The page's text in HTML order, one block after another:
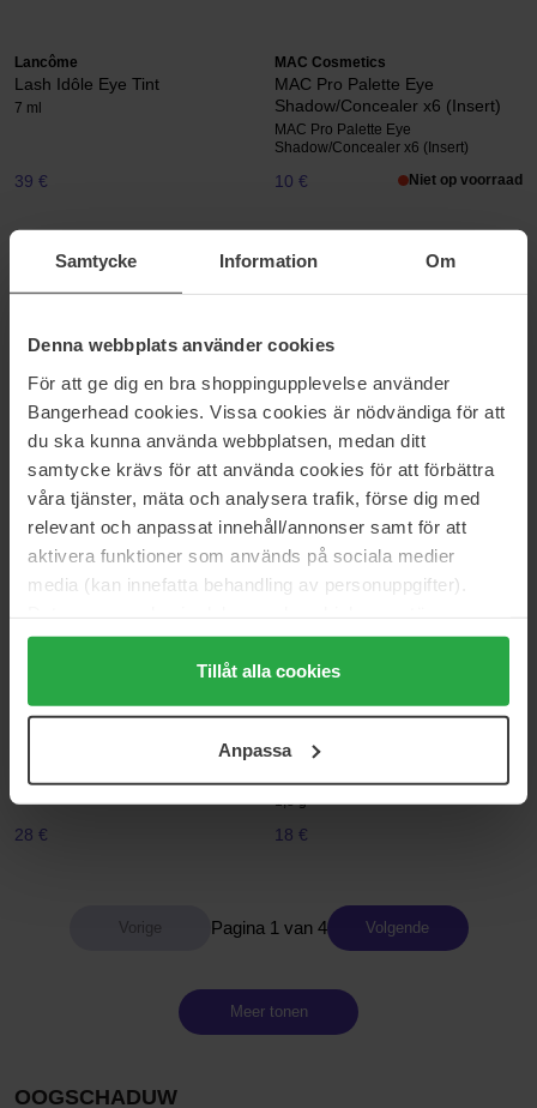
Samtycke Information Om
Denna webbplats använder cookies
För att ge dig en bra shoppingupplevelse använder
Bangerhead cookies. Vissa cookies är nödvändiga för att
du ska kunna använda webbplatsen, medan ditt
samtycke krävs för att använda cookies för att förbättra
våra tjänster, mäta och analysera trafik, förse dig med
relevant och anpassat innehåll/annonser samt för att
aktivera funktioner som används på sociala medier
media (kan innefatta behandling av personuppgifter).
Genom att trycka på "Tillåt alla cookies" accepterar du
alla cookies, medan du under "Detaljer" kan anpassa
användningen av cookies. Du kan när som helst återkalla
samt vår Integritetspolicy.
Tillåt alla cookies
Anpassa
Lancôme
Lash Idôle Eye Tint
7 ml
39 €
MAC Cosmetics
MAC Pro Palette Eye
Shadow/Concealer x6 (Insert)
MAC Pro Palette Eye
Shadow/Concealer x6 (Insert)
10 € Niet op voorraad
MAC Cosmetics
Multisculpt Matte
4,5 ml
IDUN Minerals
4 g
Dr. Hauschka
Eye & Brow Palette
Eye & Brow Palette
40 €
Glo Skin Beauty
Cream Stay Shadow Stick
1.4 g
NYX Professional Makeup
Face & Body Glitter
MAC Cosmetics
Dazzleshadow Liquid Eye
1 g
28 €
Frost Eye Shadow Pro Palette
Refill
1,5 g
18 €
Pagina 1 van 4 Volgende
Meer tonen
OOGSCHADUW